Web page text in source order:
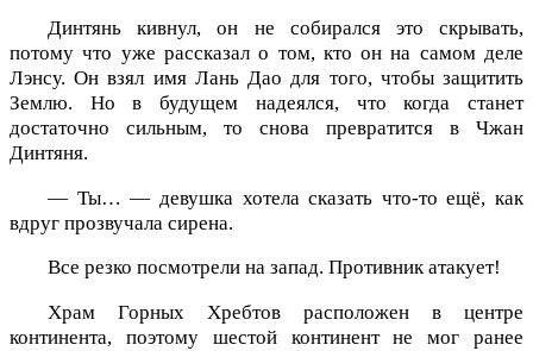
Динтянь кивнул, он не собирался это скрывать,
потому что уже рассказал о том, кто он на самом деле
Лэнсу. Он взял имя Лань Дао для того, чтобы защитить
Землю. Но в будущем надеялся, что когда станет
достаточно сильным, то снова превратится в Чжан
Динтяня.
— Ты… — девушка хотела сказать что-то ещё, как
вдруг прозвучала сирена.
Все резко посмотрели на запад. Противник атакует!
Храм Горных Хребтов расположен в центре
континента, поэтому шестой континент не мог ранее